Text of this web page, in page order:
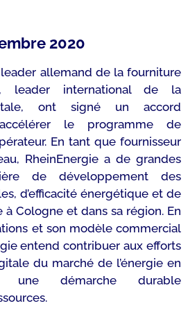
2020
leader allemand de la fourniture
leader international de la
ont signé un accord
le programme de
En tant que fournisseur
RheinEnergie a de grandes
de développement des
d’efficacité énergétique et de
Cologne et dans sa région. En
et son modèle commercial
entend contribuer aux efforts
du marché de l’énergie en
une démarche durable